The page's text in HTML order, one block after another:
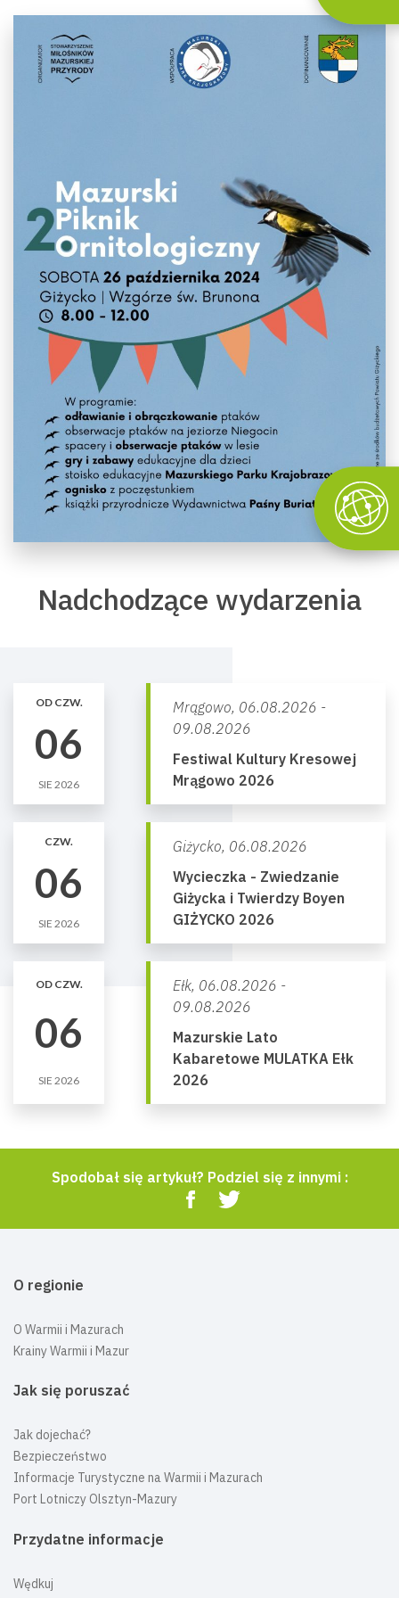
Nadchodzące wydarzenia
OD CZW.
06
SIE 2026
Mrągowo, 06.08.2026 -
09.08.2026
Festiwal Kultury Kresowej
Mrągowo 2026
CZW.
06
SIE 2026
Giżycko, 06.08.2026
Wycieczka - Zwiedzanie
Giżycka i Twierdzy Boyen
GIŻYCKO 2026
OD CZW.
06
SIE 2026
Ełk, 06.08.2026 -
09.08.2026
Mazurskie Lato
Kabaretowe MULATKA Ełk
2026
Spodobał się artykuł? Podziel się z innymi :
O regionie
O Warmii i Mazurach
Krainy Warmii i Mazur
Jak się poruszać
Jak dojechać?
Bezpieczeństwo
Informacje Turystyczne na Warmii i Mazurach
Port Lotniczy Olsztyn-Mazury
Przydatne informacje
Wędkuj